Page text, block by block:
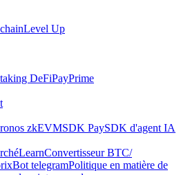
Level Up
DeFiPayPrime
zkEVMSDK PaySDK d'agent IA
LearnConvertisseur BTC/
Bot telegramPolitique en matière de